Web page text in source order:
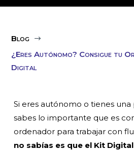
Blog $
¿Eres Autónomo? Consigue tu
Digital
Si eres autónomo o tienes
sabes lo importante que es
ordenador para trabajar con
no sabías es que el Kit